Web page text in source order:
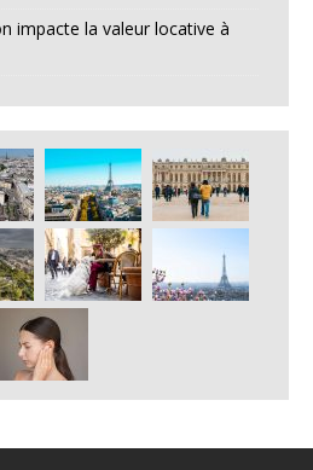
impacte la valeur locative à